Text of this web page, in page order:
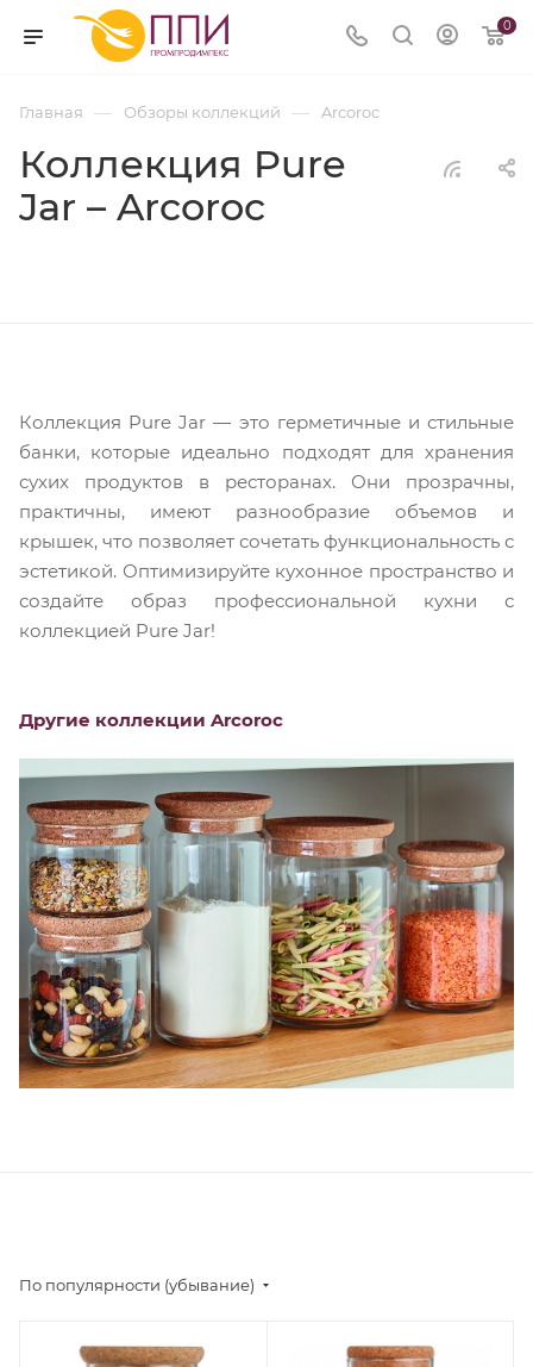
0
Главная — Обзоры коллекций — Arcoroc
Коллекция Pure
Jar – Arcoroc
Коллекция Pure Jar — это герметичные и стильные
банки, которые идеально подходят для хранения
сухих продуктов в ресторанах. Они прозрачны,
практичны, имеют разнообразие объемов и
крышек, что позволяет сочетать функциональность с
эстетикой. Оптимизируйте кухонное пространство и
создайте образ профессиональной кухни с
коллекцией Pure Jar!
Другие коллекции Arcoroc
По популярности (убывание)